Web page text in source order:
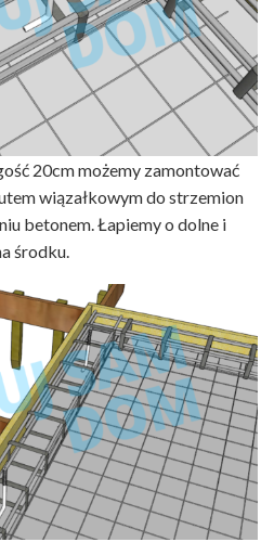
20cm możemy zamontować
wiązałkowym do strzemion
betonem. Łapiemy o dolne i
środku.